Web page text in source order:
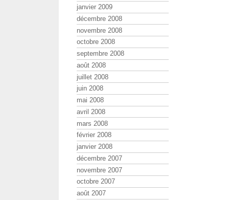
janvier 2009
décembre 2008
novembre 2008
octobre 2008
septembre 2008
août 2008
juillet 2008
juin 2008
mai 2008
avril 2008
mars 2008
février 2008
janvier 2008
décembre 2007
novembre 2007
octobre 2007
août 2007